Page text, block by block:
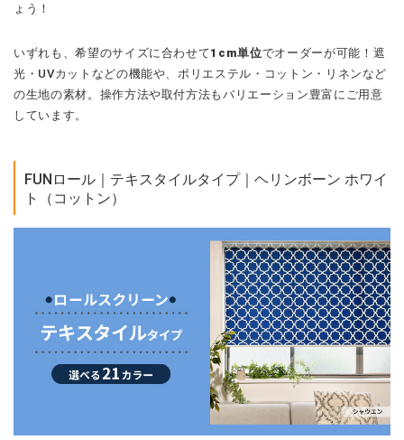
ょう！
いずれも、希望のサイズに合わせて1cm単位でオーダーが可能！遮
光・UVカットなどの機能や、ポリエステル・コットン・リネンなど
の生地の素材。操作方法や取付方法もバリエーション豊富にご用意
しています。
FUNロール｜テキスタイルタイプ｜ヘリンボーン ホワイ
ト（コットン）